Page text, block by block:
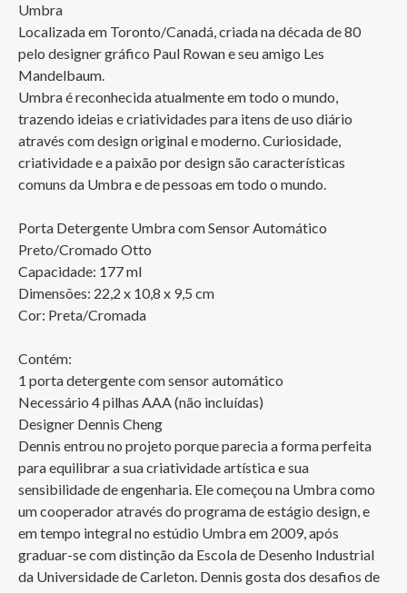
Umbra
Localizada em Toronto/Canadá, criada na década de 80
pelo designer gráfico Paul Rowan e seu amigo Les
Mandelbaum.
Umbra é reconhecida atualmente em todo o mundo,
trazendo ideias e criatividades para itens de uso diário
através com design original e moderno. Curiosidade,
criatividade e a paixão por design são características
comuns da Umbra e de pessoas em todo o mundo.
Porta Detergente Umbra com Sensor Automático
Preto/Cromado Otto
Capacidade: 177 ml
Dimensões: 22,2 x 10,8 x 9,5 cm
Cor: Preta/Cromada
Contém:
1 porta detergente com sensor automático
Necessário 4 pilhas AAA (não incluídas)
Designer Dennis Cheng
Dennis entrou no projeto porque parecia a forma perfeita
para equilibrar a sua criatividade artística e sua
sensibilidade de engenharia. Ele começou na Umbra como
um cooperador através do programa de estágio design, e
em tempo integral no estúdio Umbra em 2009, após
graduar-se com distinção da Escola de Desenho Industrial
da Universidade de Carleton. Dennis gosta dos desafios de